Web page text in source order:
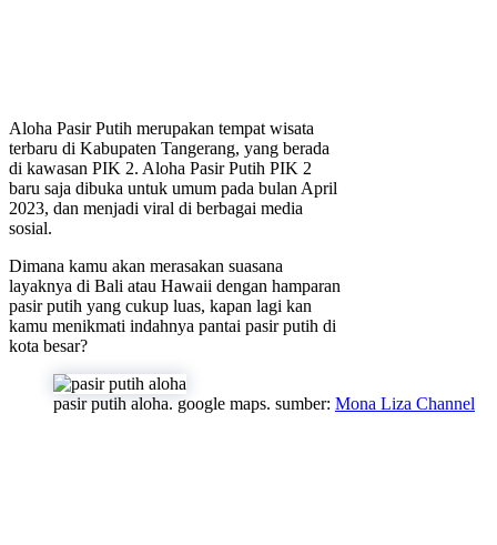
Aloha Pasir Putih merupakan tempat wisata
terbaru di Kabupaten Tangerang, yang berada
di kawasan PIK 2. Aloha Pasir Putih PIK 2
baru saja dibuka untuk umum pada bulan April
2023, dan menjadi viral di berbagai media
sosial.
Dimana kamu akan merasakan suasana
layaknya di Bali atau Hawaii dengan hamparan
pasir putih yang cukup luas, kapan lagi kan
kamu menikmati indahnya pantai pasir putih di
kota besar?
pasir putih aloha. google maps. sumber: Mona Liza Channel